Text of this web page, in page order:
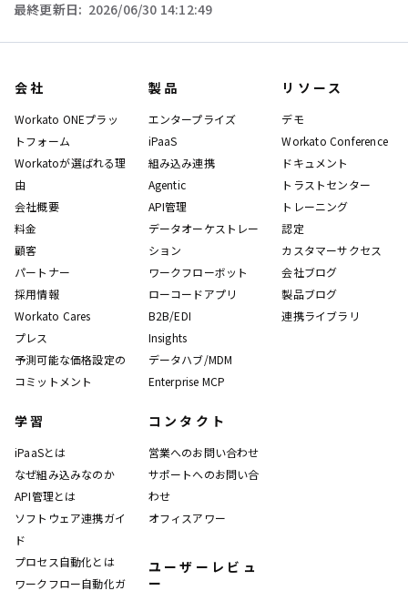
最終更新日: 2026/06/30 14:12:49
会社
Workato ONEプラッ
トフォーム
Workatoが選ばれる理
由
会社概要
料金
顧客
パートナー
採用情報
Workato Cares
プレス
予測可能な価格設定の
コミットメント
製品
エンタープライズ
iPaaS
組み込み連携
Agentic
API管理
データオーケストレー
ション
ワークフローボット
ローコードアプリ
B2B/EDI
Insights
データハブ/MDM
Enterprise MCP
リソース
デモ
Workato Conference
ドキュメント
トラストセンター
トレーニング
認定
カスタマーサクセス
会社ブログ
製品ブログ
連携ライブラリ
学習
iPaaSとは
なぜ組み込みなのか
API管理とは
ソフトウェア連携ガイ
ド
プロセス自動化とは
ワークフロー自動化ガ
コンタクト
営業へのお問い合わせ
サポートへのお問い合
わせ
オフィスアワー
ユーザーレビュ
ー